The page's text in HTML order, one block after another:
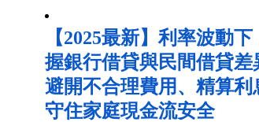
【2025最新】利率波動
握銀行借貸與民間借貸差
避開不合理費用、精算利
守住家庭現金流安全